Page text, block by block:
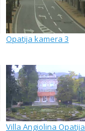
Opatija kamera 3
Villa Angiolina Opatija